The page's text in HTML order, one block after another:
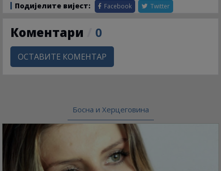
Подијелите вијест: Facebook Twitter
Коментари 0
ОСТАВИТЕ КОМЕНТАР
Босна и Херцеговина